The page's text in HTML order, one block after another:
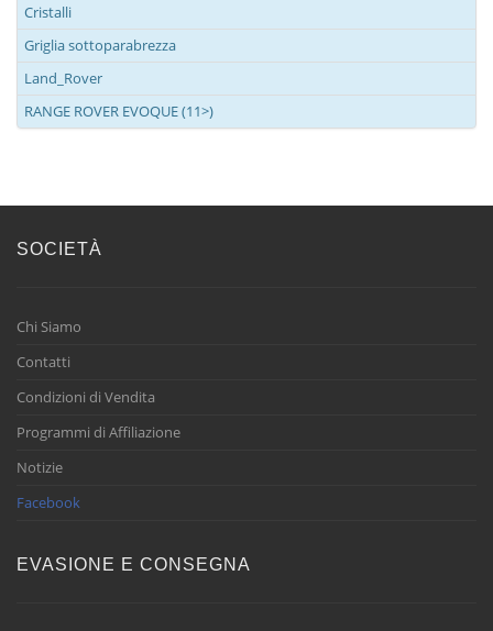
Cristalli
Griglia sottoparabrezza
Land_Rover
RANGE ROVER EVOQUE (11>)
SOCIETÀ
Chi Siamo
Contatti
Condizioni di Vendita
Programmi di Affiliazione
Notizie
Facebook
EVASIONE E CONSEGNA